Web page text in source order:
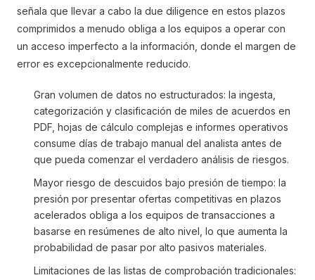
señala que llevar a cabo la due diligence en estos plazos
comprimidos a menudo obliga a los equipos a operar con
un acceso imperfecto a la información, donde el margen de
error es excepcionalmente reducido.
Gran volumen de datos no estructurados: la ingesta,
categorización y clasificación de miles de acuerdos en
PDF, hojas de cálculo complejas e informes operativos
consume días de trabajo manual del analista antes de
que pueda comenzar el verdadero análisis de riesgos.
Mayor riesgo de descuidos bajo presión de tiempo: la
presión por presentar ofertas competitivas en plazos
acelerados obliga a los equipos de transacciones a
basarse en resúmenes de alto nivel, lo que aumenta la
probabilidad de pasar por alto pasivos materiales.
Limitaciones de las listas de comprobación tradicionales: